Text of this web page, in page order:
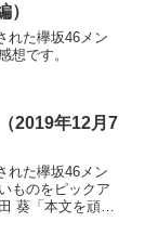
）
れた欅坂46メン
想です。
2019年12月7
れた欅坂46メン
ものをピックア
葵「本文を頑張